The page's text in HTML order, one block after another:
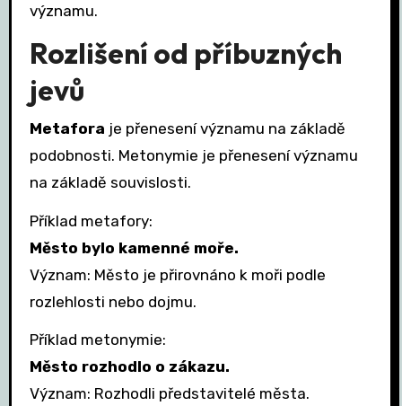
významu.
Rozlišení od příbuzných
jevů
Metafora je přenesení významu na základě
podobnosti. Metonymie je přenesení významu
na základě souvislosti.
Příklad metafory:
Město bylo kamenné moře.
Význam: Město je přirovnáno k moři podle
rozlehlosti nebo dojmu.
Příklad metonymie:
Město rozhodlo o zákazu.
Význam: Rozhodli představitelé města.